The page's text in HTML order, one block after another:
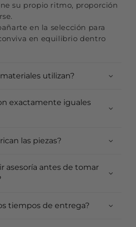
su propio ritmo, proporción
en la selección para
en equilibrio dentro
utilizan?
exactamente iguales
las piezas?
asesoría antes de tomar
tiempos de entrega?